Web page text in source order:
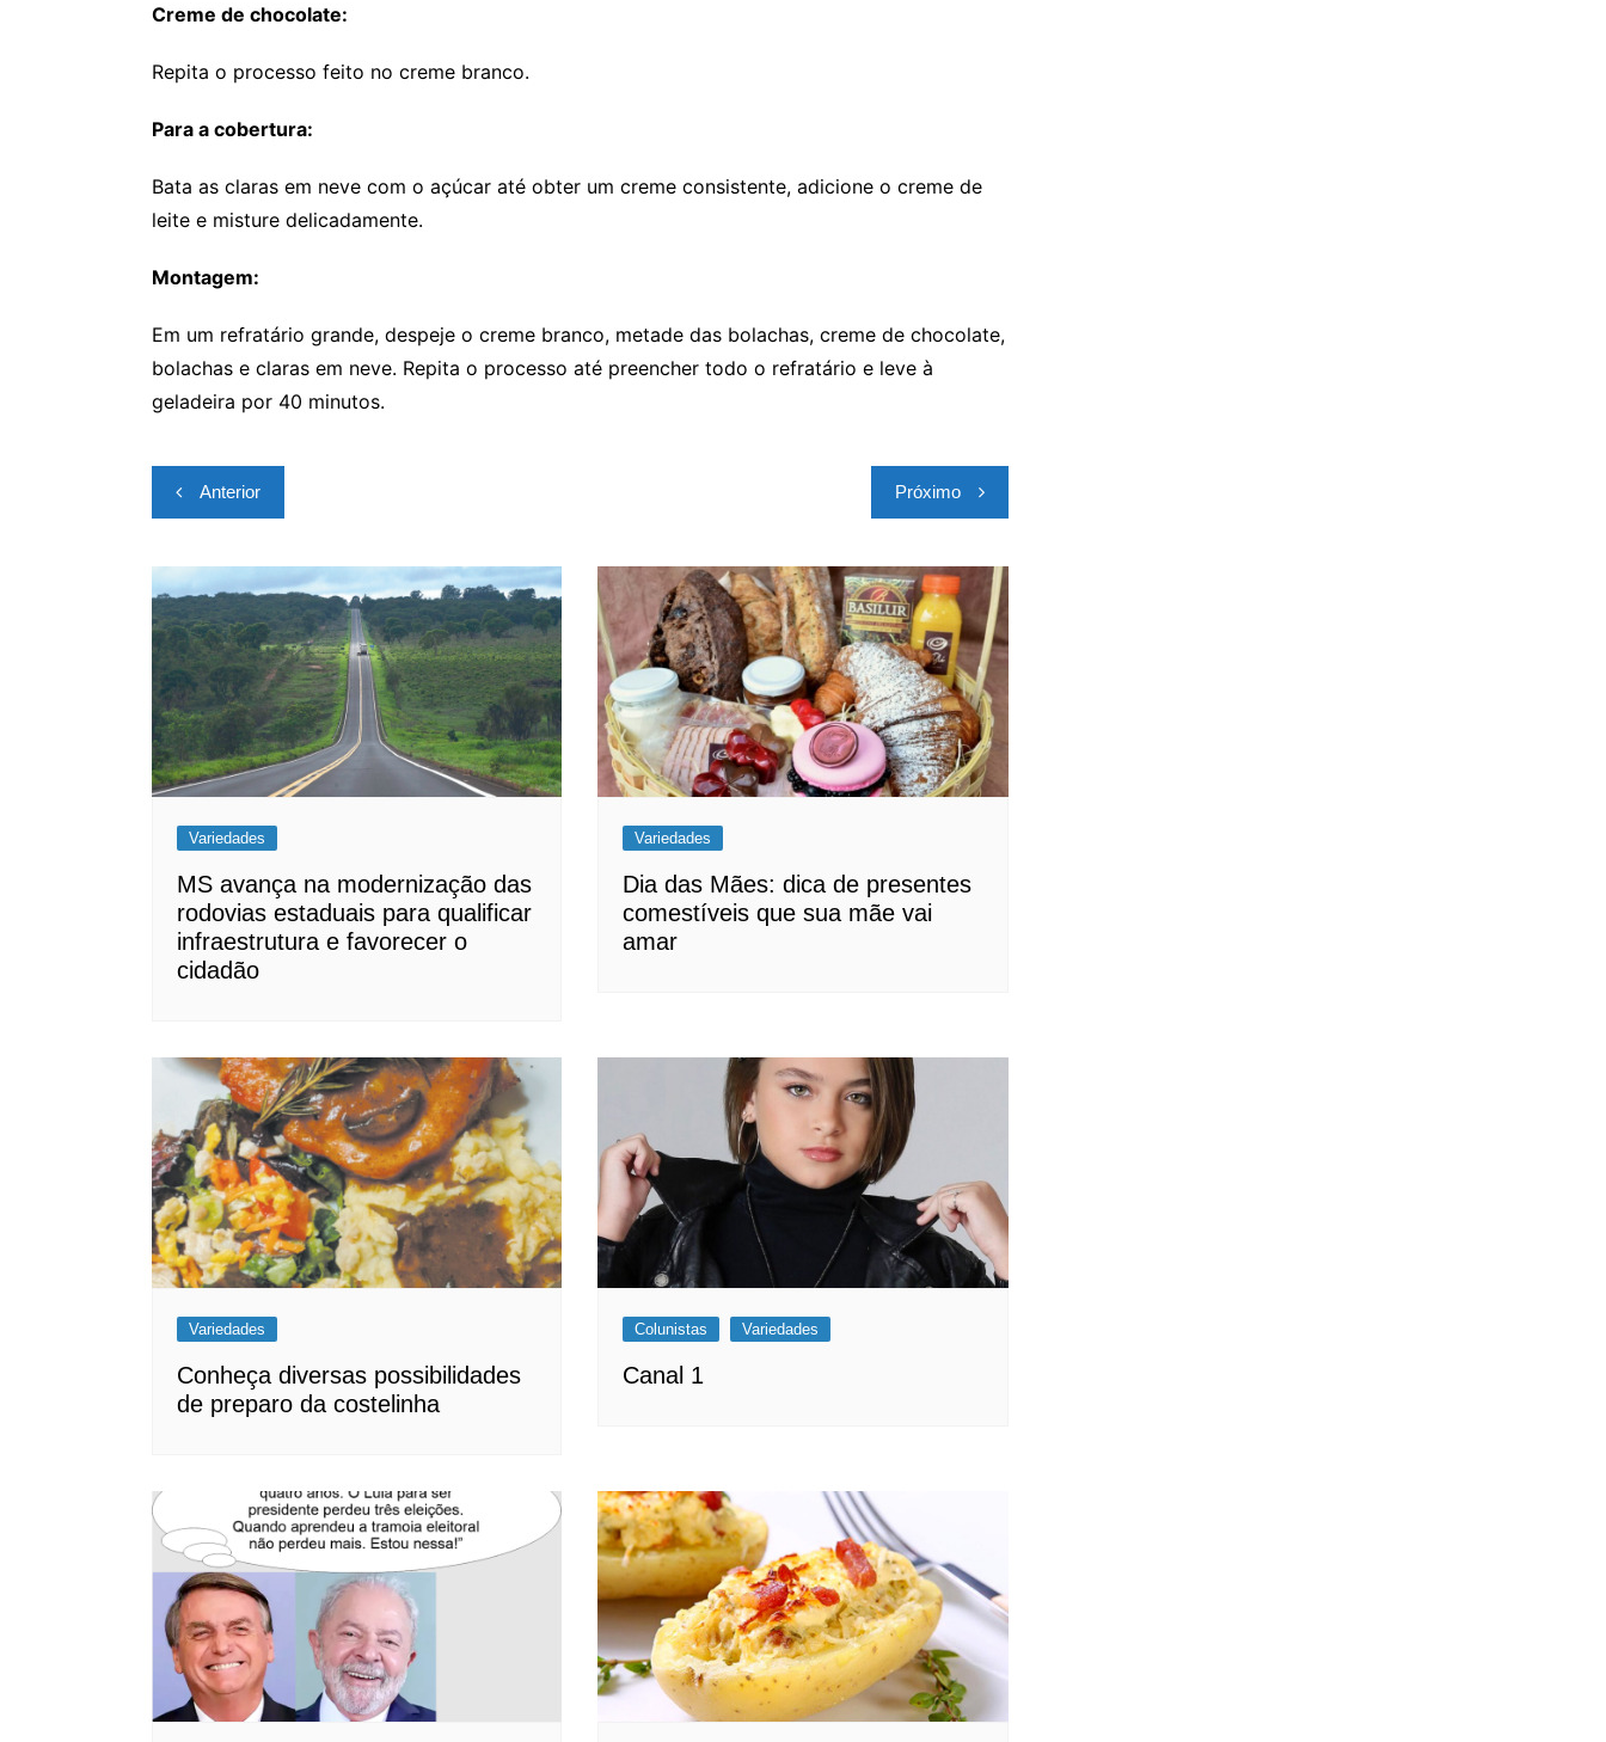
Creme de chocolate:
Repita o processo feito no creme branco.
Para a cobertura:
Bata as claras em neve com o açúcar até obter um creme consistente, adicione o creme de
leite e misture delicadamente.
Montagem:
Em um refratário grande, despeje o creme branco, metade das bolachas, creme de chocolate,
bolachas e claras em neve. Repita o processo até preencher todo o refratário e leve à
geladeira por 40 minutos.
Navegação
de
Post
Anterior Próximo
Variedades
MS avança na modernização das
rodovias estaduais para qualificar
infraestrutura e favorecer o
cidadão
Variedades
Dia das Mães: dica de presentes
comestíveis que sua mãe vai
amar
Variedades
Conheça diversas possibilidades
de preparo da costelinha
Colunistas Variedades
Canal 1